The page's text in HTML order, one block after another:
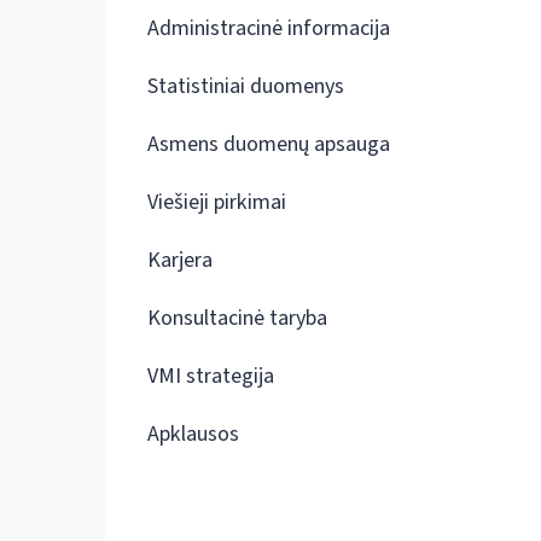
Administracinė informacija
Statistiniai duomenys
Asmens duomenų apsauga
Viešieji pirkimai
Karjera
Konsultacinė taryba
VMI strategija
Apklausos